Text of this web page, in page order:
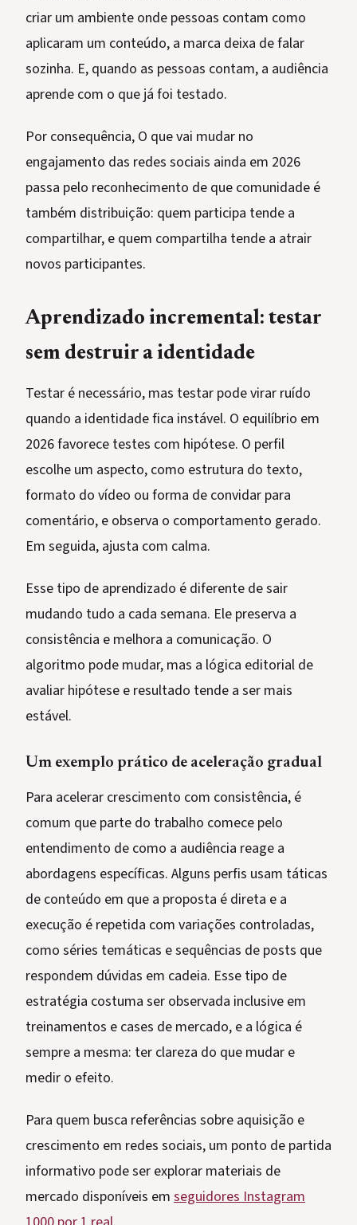
criar um ambiente onde pessoas contam como
aplicaram um conteúdo, a marca deixa de falar
sozinha. E, quando as pessoas contam, a audiência
aprende com o que já foi testado.
Por consequência, O que vai mudar no
engajamento das redes sociais ainda em 2026
passa pelo reconhecimento de que comunidade é
também distribuição: quem participa tende a
compartilhar, e quem compartilha tende a atrair
novos participantes.
Aprendizado incremental: testar
sem destruir a identidade
Testar é necessário, mas testar pode virar ruído
quando a identidade fica instável. O equilíbrio em
2026 favorece testes com hipótese. O perfil
escolhe um aspecto, como estrutura do texto,
formato do vídeo ou forma de convidar para
comentário, e observa o comportamento gerado.
Em seguida, ajusta com calma.
Esse tipo de aprendizado é diferente de sair
mudando tudo a cada semana. Ele preserva a
consistência e melhora a comunicação. O
algoritmo pode mudar, mas a lógica editorial de
avaliar hipótese e resultado tende a ser mais
estável.
Um exemplo prático de aceleração gradual
Para acelerar crescimento com consistência, é
comum que parte do trabalho comece pelo
entendimento de como a audiência reage a
abordagens específicas. Alguns perfis usam táticas
de conteúdo em que a proposta é direta e a
execução é repetida com variações controladas,
como séries temáticas e sequências de posts que
respondem dúvidas em cadeia. Esse tipo de
estratégia costuma ser observada inclusive em
treinamentos e cases de mercado, e a lógica é
sempre a mesma: ter clareza do que mudar e
medir o efeito.
Para quem busca referências sobre aquisição e
crescimento em redes sociais, um ponto de partida
informativo pode ser explorar materiais de
mercado disponíveis em seguidores Instagram